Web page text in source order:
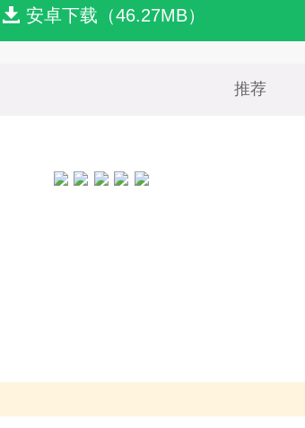
安卓下载（46.27MB）
推荐